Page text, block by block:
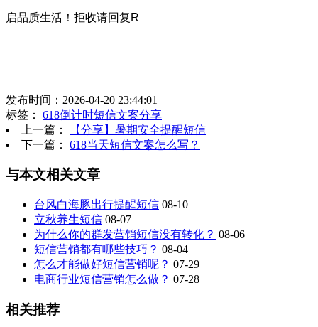
启品质生活！拒收请回复R
发布时间：2026-04-20 23:44:01
标签： 618倒计时短信文案分享
上一篇：
【分享】暑期安全提醒短信
下一篇： 618当天短信文案怎么写？
与本文相关文章
台风白海豚出行提醒短信 08-10
立秋养生短信 08-07
为什么你的群发营销短信没有转化？ 08-06
短信营销都有哪些技巧？ 08-04
怎么才能做好短信营销呢？ 07-29
电商行业短信营销怎么做？ 07-28
相关推荐